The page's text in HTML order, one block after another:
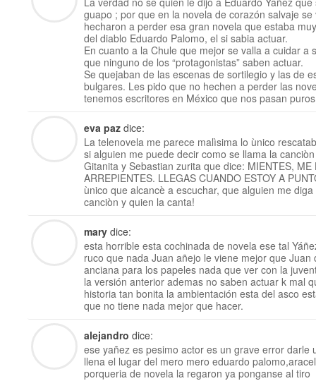
guapo ; por que en la novela de corazón salvaje
hecharon a perder esa gran novela que estaba
del diablo Eduardo Palomo, el si sabia actuar.
En cuanto a la Chule que mejor se valla a cuidar a
que ninguno de los “protagonistas” saben actuar.
Se quejaban de las escenas de sortilegio y las de
bulgares. Les pido que no hechen a perder las
tenemos escritores en México que nos pasan
eva paz dice:
La telenovela me parece malìsima lo ùnico
si alguien me puede decir como se llama la
Gitanita y Sebastian zurita que dice: MIENTES, ME
ARREPIENTES. LLEGAS CUANDO ESTOY A
ùnico que alcancè a escuchar, que alguien me
canciòn y quien la canta!
mary dice:
esta horrible esta cochinada de novela ese tal
ruco que nada Juan añejo le viene mejor que
anciana para los papeles nada que ver con la
la versión anterior ademas no saben actuar k mal
historia tan bonita la ambientación esta del asco
que no tiene nada mejor que hacer.
alejandro dice:
ese yañez es pesimo actor es un grave error darle
llena el lugar del mero mero eduardo
porqueria de novela la regaron ya ponganse al tiro